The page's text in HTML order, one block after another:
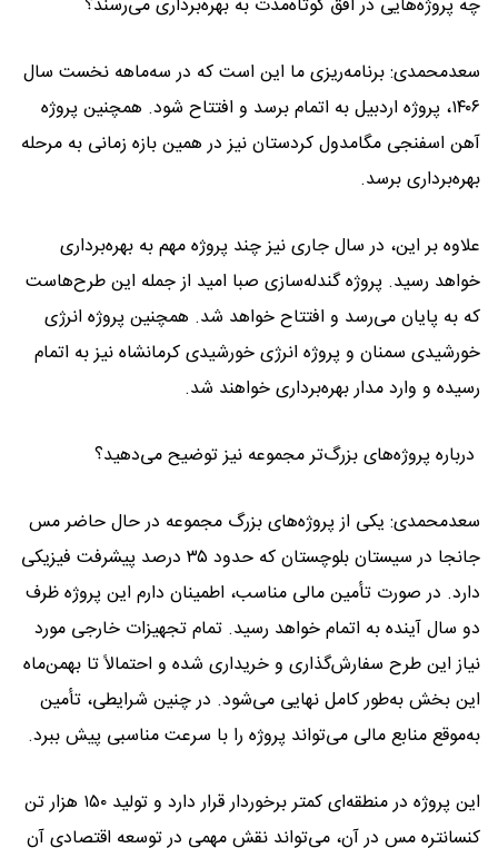
چه پروژه‌هایی در افق کوتاه‌مدت به بهره‌برداری می‌رسند؟
سعدمحمدی: برنامه‌ریزی ما این است که در سه‌ماهه نخست سال
۱۴۰۶، پروژه اردبیل به اتمام برسد و افتتاح شود. همچنین پروژه
آهن اسفنجی مگامدول کردستان نیز در همین بازه زمانی به مرحله
بهره‌برداری برسد.
علاوه بر این، در سال جاری نیز چند پروژه مهم به بهره‌برداری
خواهد رسید. پروژه گندله‌سازی صبا امید از جمله این طرح‌هاست
که به پایان می‌رسد و افتتاح خواهد شد. همچنین پروژه انرژی
خورشیدی سمنان و پروژه انرژی خورشیدی کرمانشاه نیز به اتمام
رسیده و وارد مدار بهره‌برداری خواهند شد.
درباره پروژه‌های بزرگ‌تر مجموعه نیز توضیح می‌دهید؟
سعدمحمدی: یکی از پروژه‌های بزرگ مجموعه در حال حاضر مس
جانجا در سیستان بلوچستان که حدود ۳۵ درصد پیشرفت فیزیکی
دارد. در صورت تأمین مالی مناسب، اطمینان دارم این پروژه ظرف
دو سال آینده به اتمام خواهد رسید. تمام تجهیزات خارجی مورد
نیاز این طرح سفارش‌گذاری و خریداری شده و احتمالاً تا بهمن‌ماه
این بخش به‌طور کامل نهایی می‌شود. در چنین شرایطی، تأمین
به‌موقع منابع مالی می‌تواند پروژه را با سرعت مناسبی پیش ببرد.
این پروژه در منطقه‌ای کمتر برخوردار قرار دارد و تولید ۱۵۰ هزار تن
کنسانتره مس در آن، می‌تواند نقش مهمی در توسعه اقتصادی آن